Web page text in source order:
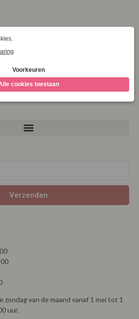
Verzenden
zondag van de maand vanaf 1 mei tot 1
uur.